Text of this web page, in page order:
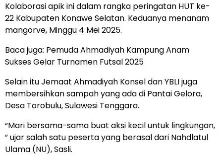
Kolaborasi apik ini dalam rangka peringatan HUT ke-
22 Kabupaten Konawe Selatan. Keduanya menanam
mangorve, Minggu 4 Mei 2025.
Baca juga: Pemuda Ahmadiyah Kampung Anam
Sukses Gelar Turnamen Futsal 2025
Selain itu Jemaat Ahmadiyah Konsel dan YBLI juga
membersihkan sampah yang ada di Pantai Gelora,
Desa Torobulu, Sulawesi Tenggara.
“Mari bersama-sama buat aksi kecil untuk lingkungan,
” ujar salah satu peserta yang berasal dari Nahdlatul
Ulama (NU), Sasli.